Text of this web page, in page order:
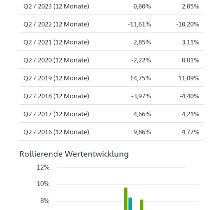
Q2 / 2023 (12 Monate) 0,60% 2,05%
Q2 / 2022 (12 Monate) -11,61% -10,20%
Q2 / 2021 (12 Monate) 2,85% 3,11%
Q2 / 2020 (12 Monate) -2,22% 0,01%
Q2 / 2019 (12 Monate) 14,75% 11,09%
Q2 / 2018 (12 Monate) -3,97% -4,40%
Q2 / 2017 (12 Monate) 4,66% 4,21%
Q2 / 2016 (12 Monate) 9,86% 4,77%
Rollierende Wertentwicklung
8%
10%
12%